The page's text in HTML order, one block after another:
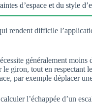
d’espace et du style
rendent difficile
généralement moins
giron, tout en respectant
par exemple déplacer
l’échappée d’un